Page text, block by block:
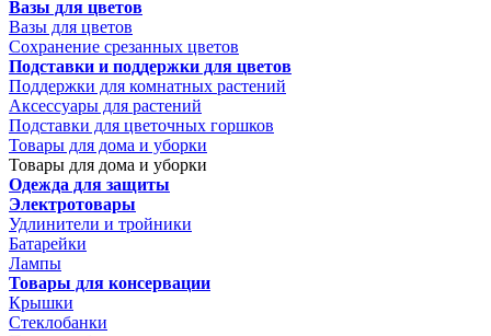
Вазы для цветов
Вазы для цветов
Сохранение срезанных цветов
Подставки и поддержки для цветов
Поддержки для комнатных растений
Аксессуары для растений
Подставки для цветочных горшков
Товары для дома и уборки
Товары для дома и уборки
Одежда для защиты
Электротовары
Удлинители и тройники
Батарейки
Лампы
Товары для консервации
Крышки
Стеклобанки